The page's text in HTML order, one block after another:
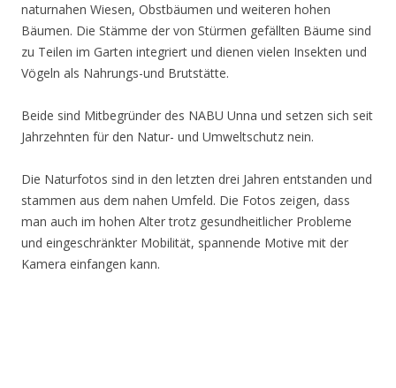
naturnahen Wiesen, Obstbäumen und weiteren hohen
Bäumen. Die Stämme der von Stürmen gefällten Bäume sind
zu Teilen im Garten integriert und dienen vielen Insekten und
Vögeln als Nahrungs-und Brutstätte.
Beide sind Mitbegründer des NABU Unna und setzen sich seit
Jahrzehnten für den Natur- und Umweltschutz nein.
Die Naturfotos sind in den letzten drei Jahren entstanden und
stammen aus dem nahen Umfeld. Die Fotos zeigen, dass
man auch im hohen Alter trotz gesundheitlicher Probleme
und eingeschränkter Mobilität, spannende Motive mit der
Kamera einfangen kann.